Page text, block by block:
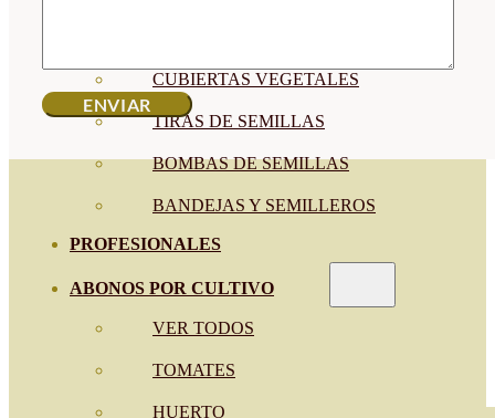
CUBIERTAS VEGETALES
TIRAS DE SEMILLAS
BOMBAS DE SEMILLAS
BANDEJAS Y SEMILLEROS
PROFESIONALES
ABONOS POR CULTIVO
VER TODOS
TOMATES
HUERTO